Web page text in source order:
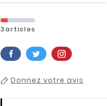
3articles
Donnez votre avis